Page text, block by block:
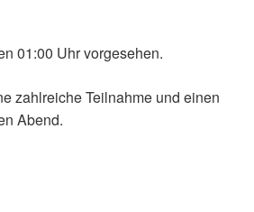
01:00 Uhr vorgesehen.
zahlreiche Teilnahme und einen
Abend.